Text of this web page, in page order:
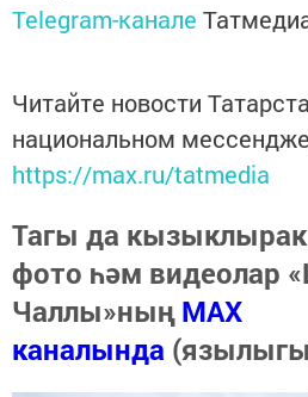
Telegram-канале
Читайте новости
национальном
https://max.ru/tatmedia
Тагы да
фото һәм видеолар
Чаллы»ныңMAX
каналында